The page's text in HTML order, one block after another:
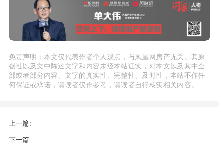
倾向于“更多消费”的居民占24.5%，比上
季增加1.2个百分点；倾向于“更多储
蓄”的居民占58.0%，比上季增加0.1个百
分点；
倾向于“更多投资”的居民占17.
5%，比上季减少1.3个百分点。居民偏爱
的前三位投资方式依次为：“银行、证
民占比分别为43.8%、20.4%和15.2%。
免责声明：本文仅代表作者个人观点，与凤凰网房产无关。其原
创性以及文中陈述文字和内容未经本站证实，对本文以及其中全
部或者部分内容、文字的真实性、完整性、及时性，本站不作任
何保证或承诺，请读者仅作参考，请读者自行核实相关内容。
上一篇:
下一篇: